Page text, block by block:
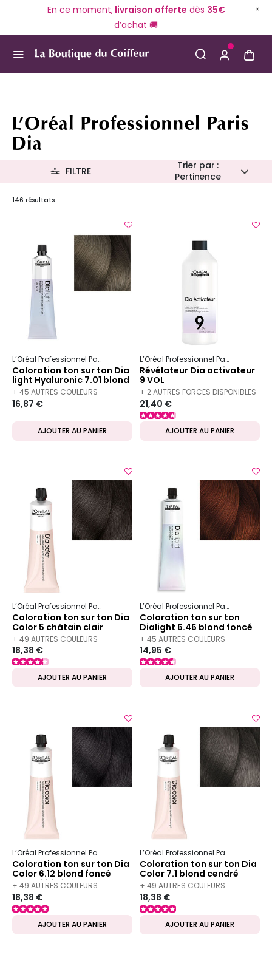
En ce moment,livraison offerte dès 35€
d’achat 🚚
L’Oréal Professionnel Paris
Dia
Trier par :
Pertinence
FILTRE
146 résultats
L’Oréal Professionnel Paris Dia light
Coloration ton sur ton Dia
light Hyaluronic 7.01 blond
naturel glacé
+ 45 AUTRES COULEURS
DISPONIBLES
16,87 €
AJOUTER AU PANIER
L’Oréal Professionnel Paris
Révélateur Dia activateur
9 VOL
+ 2 AUTRES FORCES DISPONIBLES
21,40 €
AJOUTER AU PANIER
L’Oréal Professionnel Paris Dia color
Coloration ton sur ton Dia
Color 5 châtain clair
+ 49 AUTRES COULEURS
DISPONIBLES
18,38 €
AJOUTER AU PANIER
L’Oréal Professionnel Paris
Coloration ton sur ton
Dialight 6.46 blond foncé
cuivré rouge
+ 45 AUTRES COULEURS
DISPONIBLES
14,95 €
AJOUTER AU PANIER
L’Oréal Professionnel Paris Dia color
Coloration ton sur ton Dia
Color 6.12 blond foncé
cendré irisé
+ 49 AUTRES COULEURS
DISPONIBLES
18,38 €
AJOUTER AU PANIER
L’Oréal Professionnel Paris
Coloration ton sur ton Dia
Color 7.1 blond cendré
+ 49 AUTRES COULEURS
DISPONIBLES
18,38 €
AJOUTER AU PANIER